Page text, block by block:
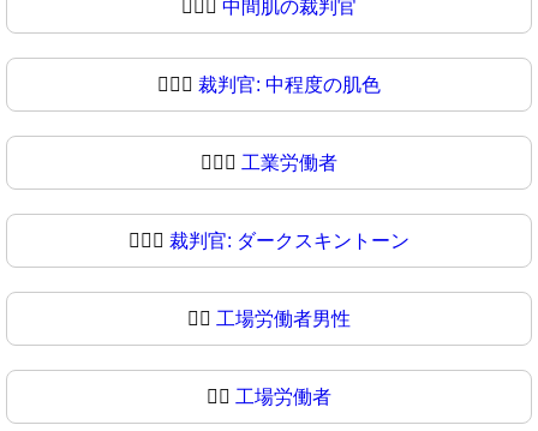
中間肌の裁判官
🧑🏾‍⚖ 裁判官: 中程度の肌色
🧑🏿‍⚖️ 工業労働者
🧑🏿‍⚖ 裁判官: ダークスキントーン
👨‍⚖️ 工場労働者男性
👨‍⚖ 工場労働者